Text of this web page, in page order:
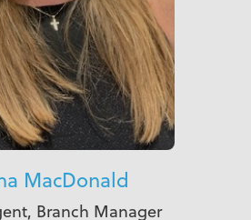
MacDonald
Branch Manager